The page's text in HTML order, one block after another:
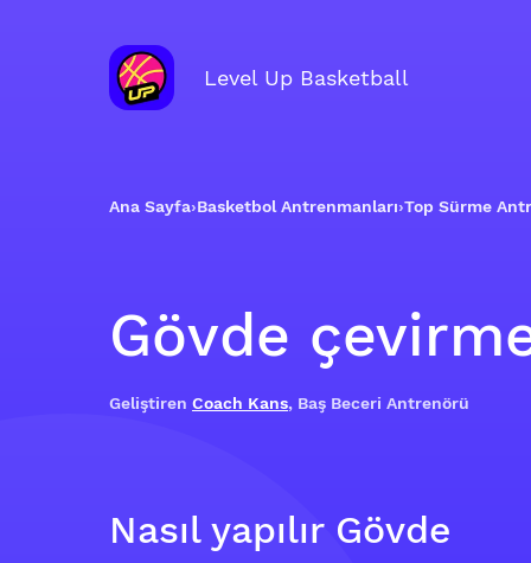
Level Up Basketball
Ana Sayfa›Basketbol Antrenmanları›Top Sürme
Gövde
Geliştiren Coach Kans, Baş Beceri Antrenörü
Nasıl yapılır Gövde